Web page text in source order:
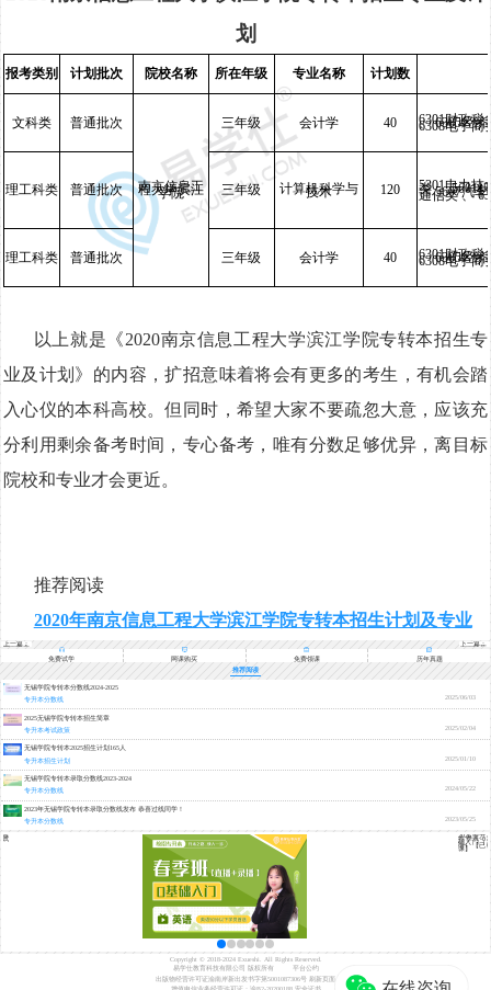
划
报考类别 计划批次 院校名称 所在年级 专业名称 计划数
文科类 普通批次
南京信息工
程大学滨江
学院
三年级 会计学 40 6301财政税
、 6305经
6308电子商
理工科类 普通批次 三年级 计算机科学与
技术 120 5301电力技
类 、 5601
、 5607汽
通信类 、
理工科类 普通批次 三年级 会计学 40 6301财政税
、 6305经
6308电子商
以上就是《2020南京信息工程大学滨江学院专转本招生专
业及计划》的内容，扩招意味着将会有更多的考生，有机会踏
入心仪的本科高校。但同时，希望大家不要疏忽大意，应该充
分利用剩余备考时间，专心备考，唯有分数足够优异，离目标
院校和专业才会更近。
推荐阅读
2020年南京信息工程大学滨江学院专转本招生计划及专业
上一篇：
2020南京
专转本招
下一篇：
2020江苏
生专业及
免费试学 网课购买 免费领课
历年真题
推荐阅读
无锡学院专转本分数线2024-2025
专升本分数线
2025/06/03
2025无锡学院专转本招生简章
专升本考试政策
2025/02/04
无锡学院专转本2025招生计划165人
专升本招生计划
2025/01/10
无锡学院专转本录取分数线2023-2024
专升本分数线
2024/05/22
2023年无锡学院专转本录取分数线发布 恭喜过线同学！
专升本分数线
2023/05/25
基
试 2026专升
春季班-0
础入门（
语）【已
课】
Copyright © 2018-2024 Exueshi. All Rights Reserved.
易学仕教育科技有限公司 版权所有
平台公约
出版物经营许可证渝南岸新出发书字第5001087306号
刷新页面